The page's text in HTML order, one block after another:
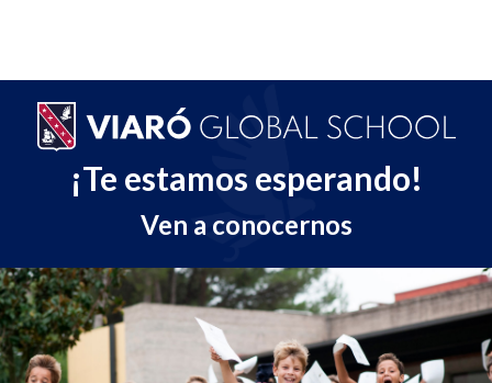
¡Te estamos esperando!
Ven a conocernos